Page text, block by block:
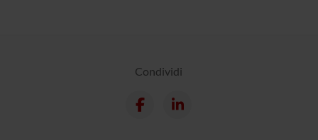
Condividi